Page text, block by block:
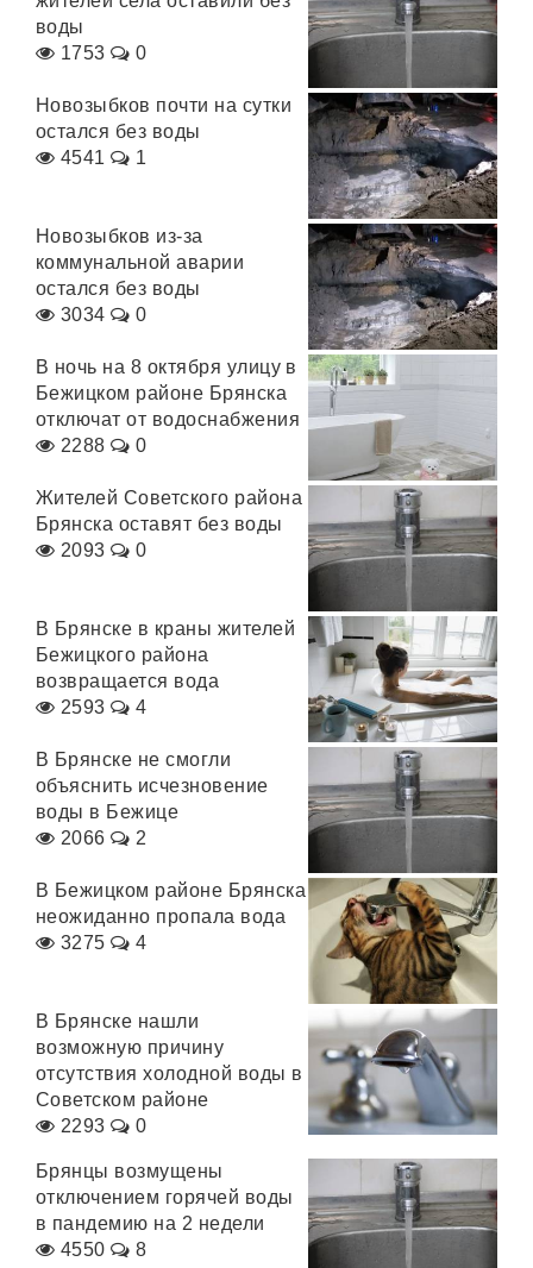
воды
1753
0
Новозыбков почти на сутки
остался без воды
4541
1
Новозыбков из-за
коммунальной аварии
остался без воды
3034
0
В ночь на 8 октября улицу в
Бежицком районе Брянска
отключат от водоснабжения
2288
0
Жителей Советского района
Брянска оставят без воды
2093
0
В Брянске в краны жителей
Бежицкого района
возвращается вода
2593
4
В Брянске не смогли
объяснить исчезновение
воды в Бежице
2066
2
В Бежицком районе Брянска
неожиданно пропала вода
3275
4
В Брянске нашли
возможную причину
отсутствия холодной воды в
Советском районе
2293
0
Брянцы возмущены
отключением горячей воды
в пандемию на 2 недели
4550
8